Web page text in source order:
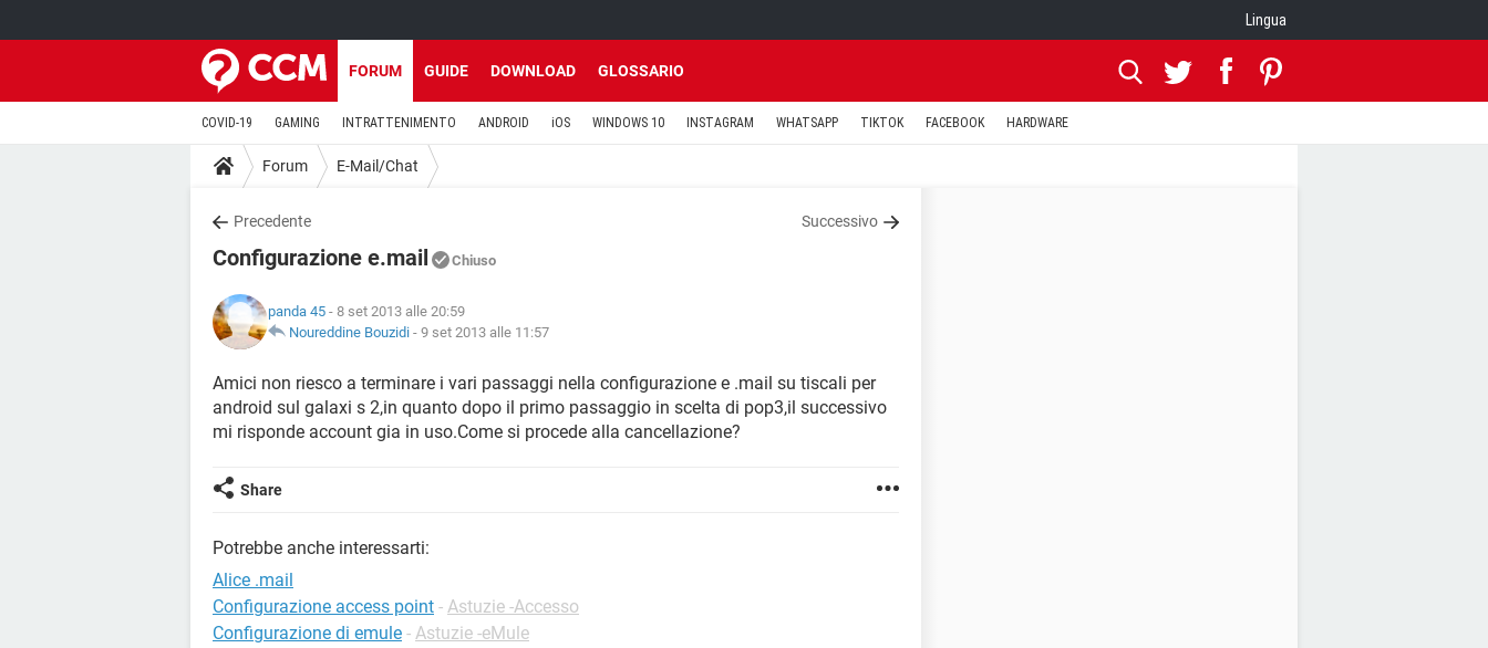
Lingua
FORUM GUIDE DOWNLOAD GLOSSARIO
COVID-19 GAMING INTRATTENIMENTO ANDROID iOS WINDOWS 10 INSTAGRAM WHATSAPP TIKTOK FACEBOOK HARDWARE
Forum E-Mail/Chat
Precedente Successivo
Configurazione e.mail Chiuso
panda 45 - 8 set 2013 alle 20:59
Noureddine Bouzidi - 9 set 2013 alle 11:57
Amici non riesco a terminare i vari passaggi nella configurazione e .mail su tiscali per
android sul galaxi s 2,in quanto dopo il primo passaggio in scelta di pop3,il successivo
mi risponde account gia in uso.Come si procede alla cancellazione?
Share
Potrebbe anche interessarti:
Alice .mail
Configurazione access point - Astuzie -Accesso
Configurazione di emule - Astuzie -eMule